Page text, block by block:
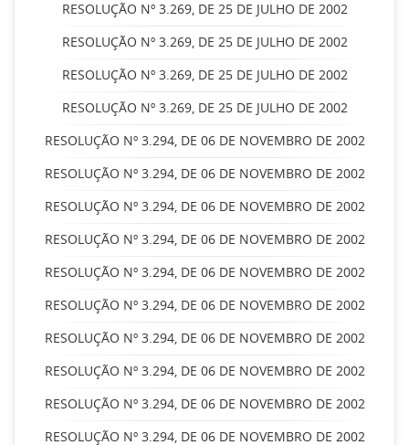
RESOLUÇÃO Nº 3.269, DE 25 DE JULHO DE 2002
RESOLUÇÃO Nº 3.269, DE 25 DE JULHO DE 2002
RESOLUÇÃO Nº 3.269, DE 25 DE JULHO DE 2002
RESOLUÇÃO Nº 3.269, DE 25 DE JULHO DE 2002
RESOLUÇÃO Nº 3.294, DE 06 DE NOVEMBRO DE 2002
RESOLUÇÃO Nº 3.294, DE 06 DE NOVEMBRO DE 2002
RESOLUÇÃO Nº 3.294, DE 06 DE NOVEMBRO DE 2002
RESOLUÇÃO Nº 3.294, DE 06 DE NOVEMBRO DE 2002
RESOLUÇÃO Nº 3.294, DE 06 DE NOVEMBRO DE 2002
RESOLUÇÃO Nº 3.294, DE 06 DE NOVEMBRO DE 2002
RESOLUÇÃO Nº 3.294, DE 06 DE NOVEMBRO DE 2002
RESOLUÇÃO Nº 3.294, DE 06 DE NOVEMBRO DE 2002
RESOLUÇÃO Nº 3.294, DE 06 DE NOVEMBRO DE 2002
RESOLUÇÃO Nº 3.294, DE 06 DE NOVEMBRO DE 2002